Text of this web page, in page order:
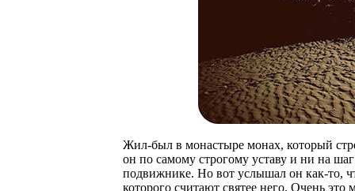
Жил-был в монастыре монах, который
он по самому строгому уставу и ни на
подвижнике. Но вот услышал он как-то,
которого считают святее него. Очень